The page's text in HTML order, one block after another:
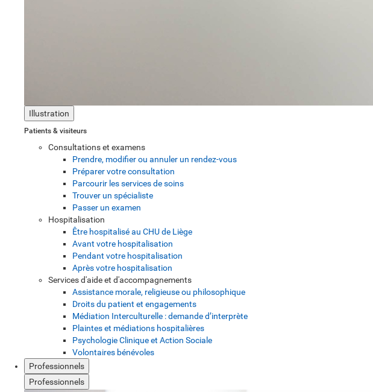
Illustration
Patients & visiteurs
Consultations et examens
Prendre, modifier ou annuler un rendez-vous
Préparer votre consultation
Parcourir les services de soins
Trouver un spécialiste
Passer un examen
Hospitalisation
Être hospitalisé au CHU de Liège
Avant votre hospitalisation
Pendant votre hospitalisation
Après votre hospitalisation
Services d'aide et d'accompagnements
Assistance morale, religieuse ou philosophique
Droits du patient et engagements
Médiation Interculturelle : demande d’interprète
Plaintes et médiations hospitalières
Psychologie Clinique et Action Sociale
Volontaires bénévoles
Professionnels
Professionnels